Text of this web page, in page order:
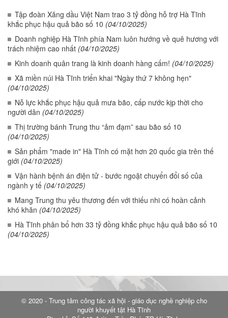
Tập đoàn Xăng dầu Việt Nam trao 3 tỷ đồng hỗ trợ Hà Tĩnh
khắc phục hậu quả bão số 10 (04/10/2025)
Doanh nghiệp Hà Tĩnh phía Nam luôn hướng về quê hương với
trách nhiệm cao nhất (04/10/2025)
Kinh doanh quân trang là kinh doanh hàng cấm! (04/10/2025)
Xã miền núi Hà Tĩnh triển khai "Ngày thứ 7 không hẹn"
(04/10/2025)
Nỗ lực khắc phục hậu quả mưa bão, cấp nước kịp thời cho
người dân (04/10/2025)
Thị trường bánh Trung thu “ảm đạm” sau bão số 10
(04/10/2025)
Sản phẩm "made in" Hà Tĩnh có mặt hơn 20 quốc gia trên thế
giới (04/10/2025)
Vận hành bệnh án điện tử - bước ngoặt chuyển đổi số của
ngành y tế (04/10/2025)
Mang Trung thu yêu thương đến với thiếu nhi có hoàn cảnh
khó khăn (04/10/2025)
Hà Tĩnh phân bổ hơn 33 tỷ đồng khắc phục hậu quả bão số 10
(04/10/2025)
© 2020 - Trung tâm công tác xã hội - giáo dục nghề nghiệp cho
người khuyết tật Hà Tĩnh